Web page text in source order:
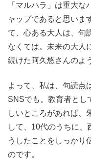
「マルハラ」は重大
ャップであると思いま
て、心ある大人は、句
なくては。未来の大人
続けた阿久悠さんのよ
よって、私は、句読点
SNSでも。教育者とし
しいところがあれば、
して、10代のうちに、
うしたことをしっかり
のです。